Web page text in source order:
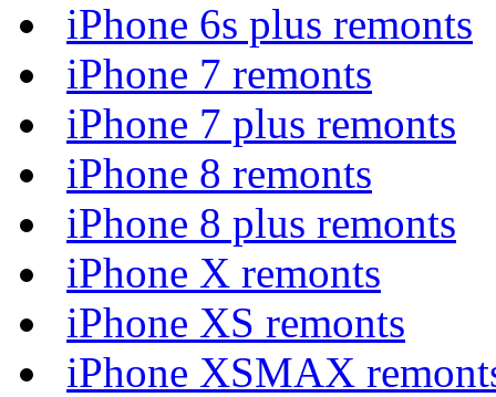
iPhone 6s plus remonts
iPhone 7 remonts
iPhone 7 plus remonts
iPhone 8 remonts
iPhone 8 plus remonts
iPhone X remonts
iPhone XS remonts
iPhone XSMAX